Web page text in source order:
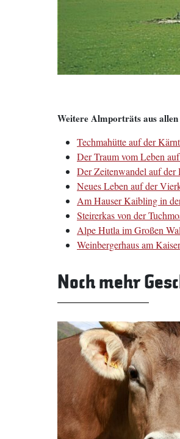
Weitere Almporträts aus
Techmahütte auf der
Der Traum vom Leben
Der Zeitenwandel auf der
Neues Leben auf der
Am Hauser Kaibling in
Steirerkas von der
Alpe Hutla im Großen
Weinbergerhaus am
Noch mehr